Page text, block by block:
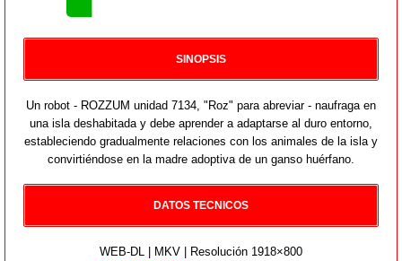
SINOPSIS
Un robot - ROZZUM unidad 7134, "Roz" para abreviar - naufraga en
una isla deshabitada y debe aprender a adaptarse al duro entorno,
estableciendo gradualmente relaciones con los animales de la isla y
convirtiéndose en la madre adoptiva de un ganso huérfano.
DATOS TECNICOS
WEB-DL | MKV | Resolución 1918×800